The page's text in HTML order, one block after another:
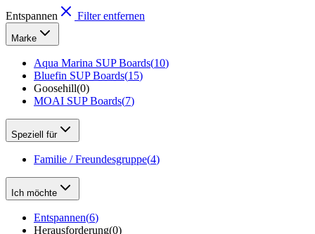
Entspannen Filter entfernen
Marke
Aqua Marina SUP Boards(10)
Bluefin SUP Boards(15)
Goosehill(0)
MOAI SUP Boards(7)
Speziell für
Familie / Freundesgruppe(4)
Ich möchte
Entspannen(6)
Herausforderung(0)